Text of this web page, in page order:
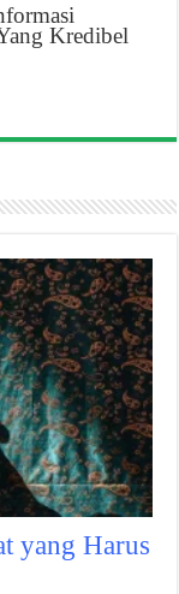
Kredibel
yang Harus